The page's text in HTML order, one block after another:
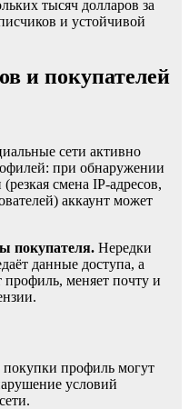
тысяч долларов за
и устойчивой
и покупателей
сети активно
при обнаружении
смена IP-адресов,
аккаунт может
покупателя. Нередки
данные доступа, а
профиль, меняет почту и
покупки профиль могут
условий